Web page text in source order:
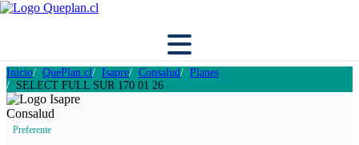
Inicio QuePlan.cl Isapre Consalud
Planes
SELECT FULL SUR 170 01 26
Preferente